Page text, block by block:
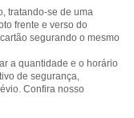
tratando-se de uma
frente e verso do
segurando o mesmo
a quantidade e o horário
de segurança,
Confira nosso